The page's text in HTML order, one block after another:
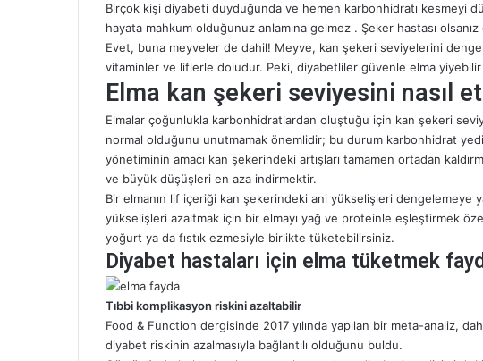
Birçok kişi diyabeti duyduğunda ve hemen karbonhidratı kesmeyi
hayata mahkum olduğunuz anlamına gelmez . Şeker hastası
Evet, buna meyveler de dahil! Meyve, kan şekeri seviyelerini
vitaminler ve liflerle doludur. Peki, diyabetliler güvenle elma yiyebilir
Elma kan şekeri seviyesini nasıl
Elmalar çoğunlukla karbonhidratlardan oluştuğu için kan şekeri
normal olduğunu unutmamak önemlidir; bu durum karbonhidrat
yönetiminin amacı kan şekerindeki artışları tamamen ortadan
ve büyük düşüşleri en aza indirmektir.
Bir elmanın lif içeriği kan şekerindeki ani yükselişleri dengelemeye
yükselişleri azaltmak için bir elmayı yağ ve proteinle eşleştirmek
yoğurt ya da fıstık ezmesiyle birlikte tüketebilirsiniz.
Diyabet hastaları için elma tüketmek
Tıbbi komplikasyon riskini azaltabilir
Food & Function dergisinde 2017 yılında yapılan bir meta-analiz,
diyabet riskinin azalmasıyla bağlantılı olduğunu buldu.